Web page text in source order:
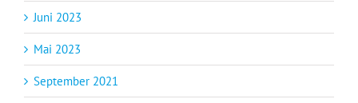
Juni 2023
Mai 2023
September 2021